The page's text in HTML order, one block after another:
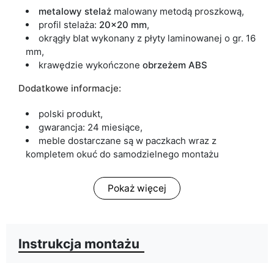
metalowy stelaż malowany metodą proszkową,
profil stelaża: 20x20 mm,
okrągły blat wykonany z płyty laminowanej o gr. 16
mm,
krawędzie wykończone obrzeżem ABS
Dodatkowe informacje:
polski produkt,
gwarancja: 24 miesiące,
meble dostarczane są w paczkach wraz z
kompletem okuć do samodzielnego montażu
Pokaż więcej
Instrukcja montażu